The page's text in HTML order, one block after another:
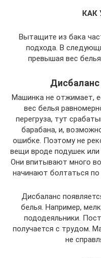
КАК
Вытащите из бака
подхода. В
превышая вес
Дисбаланс
Машинка не отжимает,
вес белья
перегруза, тут
барабана, и,
ошибке. Поэтому не
вещи вроде подушек
Они впитывают много
начинают болтаться
Дисбаланс
белья. Например,
пододеяльники.
получается с трудом.
не